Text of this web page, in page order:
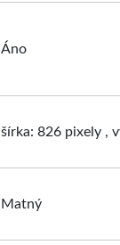
Áno
šírka: 826 pixely ,
Matný